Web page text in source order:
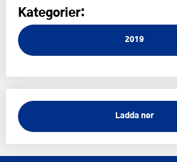
Kategorier:
2019
Ladda ner